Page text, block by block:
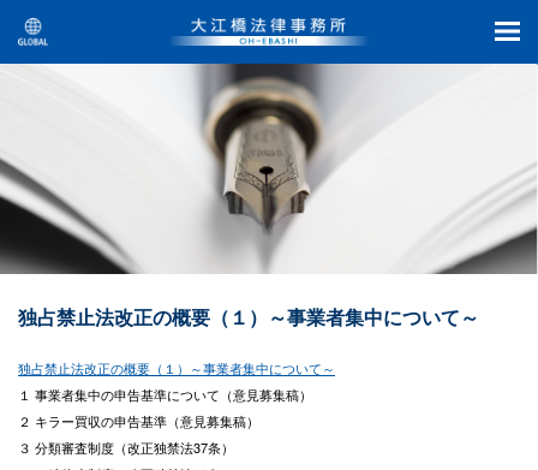
独占禁止法改正の概要（１）～事業者集中について～
独占禁止法改正の概要（１）～事業者集中について～
１ 事業者集中の申告基準について（意見募集稿）
２ キラー買収の申告基準（意見募集稿）
３ 分類審査制度（改正独禁法37条）